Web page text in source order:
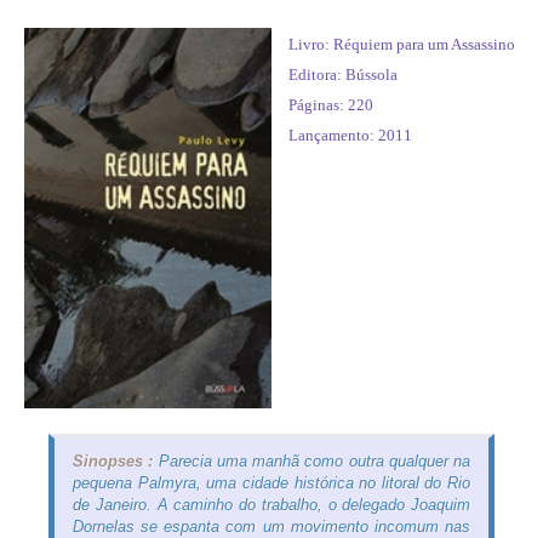
Livro: Réquiem para um Assassino
Editora: Bússola
Páginas: 220
Lançamento: 2011
Sinopses : Parecia uma manhã como outra qualquer na
pequena Palmyra, uma cidade histórica no litoral do Rio
de Janeiro. A caminho do trabalho, o delegado Joaquim
Dornelas se espanta com um movimento incomum nas